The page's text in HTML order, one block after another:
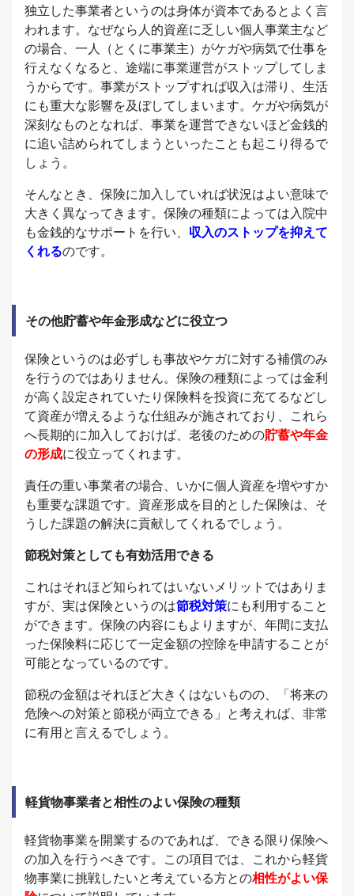
独立した事業者というのは身体が資本であるとよく言
われます。なぜなら人的資産に乏しい個人事業主など
の場合、一人（とくに事業主）がケガや病気で仕事を
行えなくなると、途端に事業運営がストップしてしま
うからです。事業がストップすれば収入は滞り、生活
にも重大な影響を及ぼしてしまいます。ケガや病気が
深刻なものとなれば、事業を運営できないほど金銭的
に追い詰められてしまうといったことも起こり得るで
しょう。
そんなとき、保険に加入していれば状況はよい意味で
大きく異なってきます。保険の種類によっては入院中
も金銭的なサポートを行い、 収入のストップを抑えて
くれるのです。
その他貯蓄や年金形成などに役立つ
保険というのは必ずしも事故やケガに対する補償のみ
を行うのではありません。保険の種類によっては金利
が高く設定されていたり保険料を投資に充てるなどし
て資産が増えるような仕組みが施されており、これら
へ長期的に加入しておけば、老後のための貯蓄や年金
の形成に役立ってくれます。
責任の重い事業者の場合、いかに個人資産を増やすか
も重要な課題です。資産形成を目的とした保険は、そ
うした課題の解決に貢献してくれるでしょう。
節税対策としても有効活用できる
これはそれほど知られてはいないメリットではありま
すが、実は保険というのは節税対策にも利用すること
ができます。保険の内容にもよりますが、年間に支払
った保険料に応じて一定金額の控除を申請することが
可能となっているのです。
節税の金額はそれほど大きくはないものの、「将来の
危険への対策と節税が両立できる」と考えれば、非常
に有用と言えるでしょう。
軽貨物事業者と相性のよい保険の種類
軽貨物事業を開業するのであれば、できる限り保険へ
の加入を行うべきです。この項目では、これから軽貨
物事業に挑戦したいと考えている方との相性がよい保